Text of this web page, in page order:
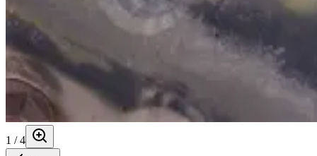
1 /4